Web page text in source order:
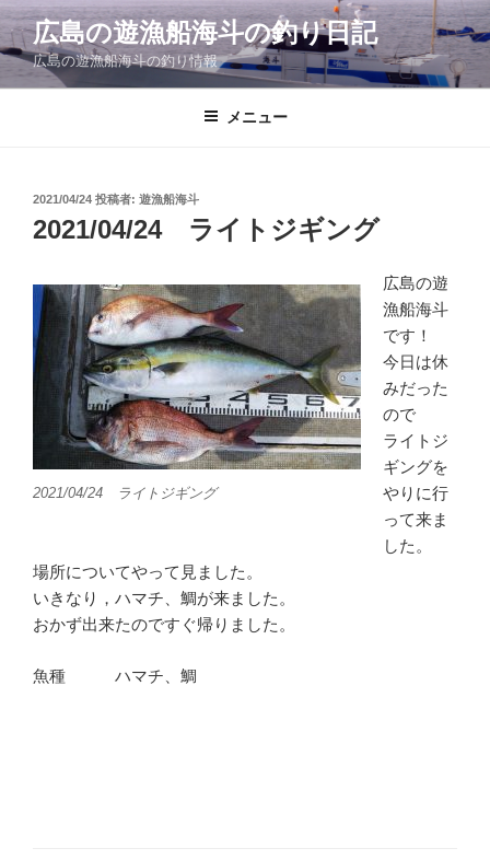
コ
ン
ン
広島の遊漁船海斗の釣り日記
広島の遊漁船海斗の釣り情報
メニュー
投
稿
日:
2021/04/24 投稿者: 遊漁船海斗
2021/04/24 ライトジギング
2021/04/24 ライトジギング
広島の遊
漁船海斗
です！
今日は休
みだった
ので
ライトジ
ギングを
やりに行
って来ま
した。
場所についてやって見ました。
いきなり，ハマチ、鯛が来ました。
おかず出来たのですぐ帰りました。
魚種 ハマチ、鯛